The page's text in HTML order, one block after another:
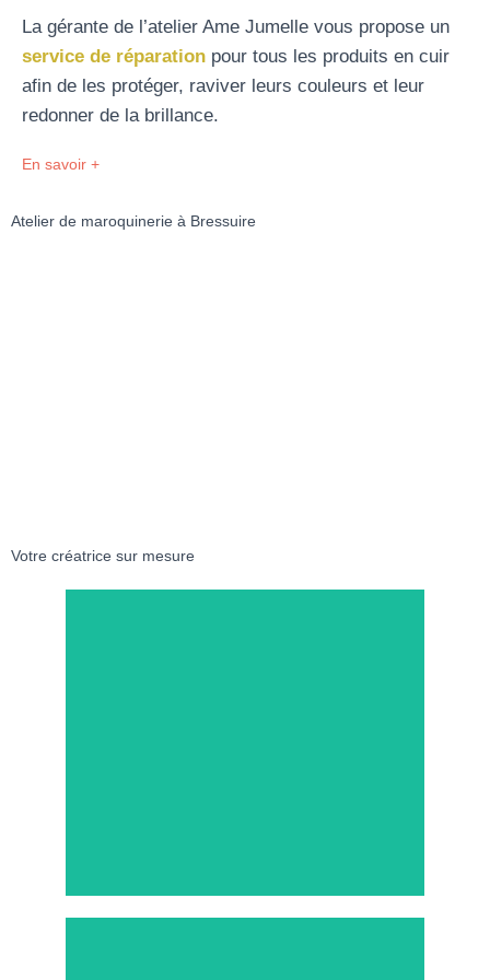
La gérante de l’atelier Ame Jumelle vous propose un
service de réparation pour tous les produits en cuir
afin de les protéger, raviver leurs couleurs et leur
redonner de la brillance.
En savoir +
Atelier de maroquinerie à Bressuire
Votre créatrice sur mesure